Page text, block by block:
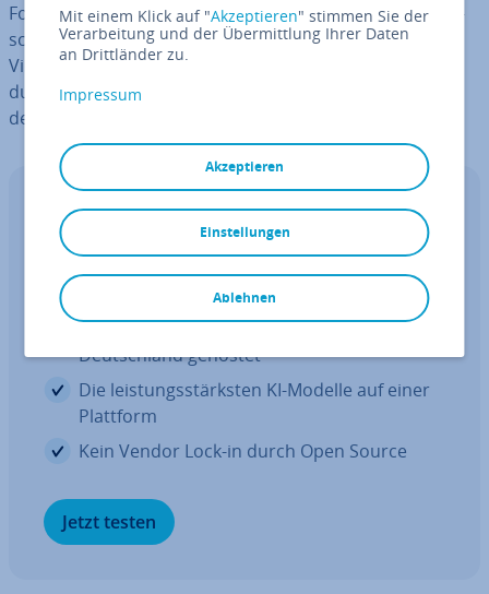
Foun­da­ti­on Models sindviel­sei­ti­ge KI-Modelle, die ver­
schie­de­ne Da­ten­ty­pen wie Texte, Bilder, Sprache und
Videos ver­ar­bei­ten und eine breite Palette von An­wen­
dun­gen un­ter­stüt­zen, darunter In­halts­er­stel­lung, Kun­
den­ser­vice, Pro­dukt­ent­wick­lung und Forschung.
IONOS CLOUD AI Model Hub
Erste deutsche, mul­ti­mo­da­le KI-
Plattform
100 % DSGVO-konform und sicher in
Deutsch­land gehostet
Die leis­tungs­stärks­ten KI-Modelle auf einer
Plattform
Kein Vendor Lock-in durch Open Source
Jetzt testen
Mit einem Klick auf "Akzeptieren" stimmen Sie der
Verarbeitung und der Übermittlung Ihrer Daten
an Drittländer zu.
Impressum
Akzeptieren
Ablehnen
Einstellungen